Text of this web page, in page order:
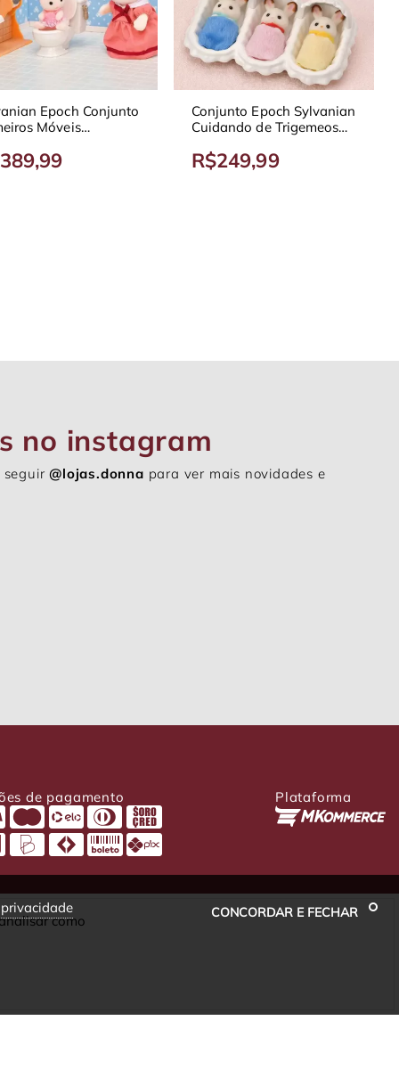
Epoch Conjunto
Móveis
Conjunto Epoch Sylvanian
Cuidando de Trigemeos
R$249,99
no instagram
seguir@lojas.donna para ver mais novidades e
de pagamento Plataforma
como
CONCORDAR E FECHAR